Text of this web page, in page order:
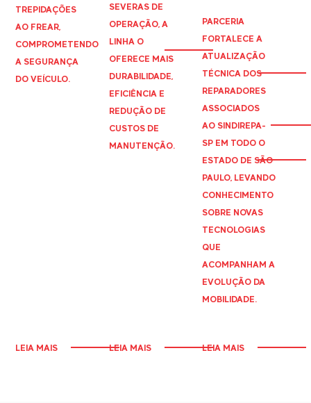
TREPIDAÇÕES
AO FREAR,
COMPROMETENDO
A SEGURANÇA
DO VEÍCULO.
LEIA MAIS
SEVERAS DE
OPERAÇÃO, A
LINHA O
OFERECE MAIS
DURABILIDADE,
EFICIÊNCIA E
REDUÇÃO DE
CUSTOS DE
MANUTENÇÃO.
LEIA MAIS
PARCERIA
FORTALECE A
ATUALIZAÇÃO
TÉCNICA DOS
REPARADORES
ASSOCIADOS
AO SINDIREPA-
SP EM TODO O
ESTADO DE SÃO
PAULO, LEVANDO
CONHECIMENTO
SOBRE NOVAS
TECNOLOGIAS
QUE
ACOMPANHAM A
EVOLUÇÃO DA
MOBILIDADE.
LEIA MAIS